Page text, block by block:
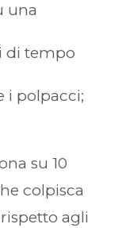
una
di tempo
i polpacci;
su 10
colpisca
agli